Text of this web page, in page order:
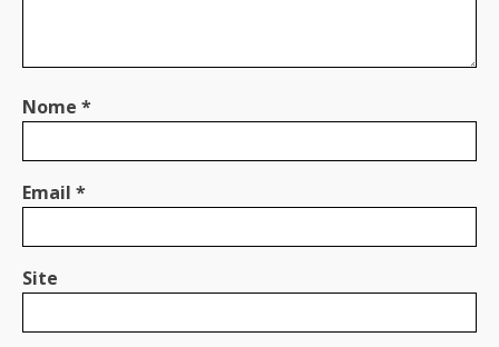
Nome *
Email *
Site